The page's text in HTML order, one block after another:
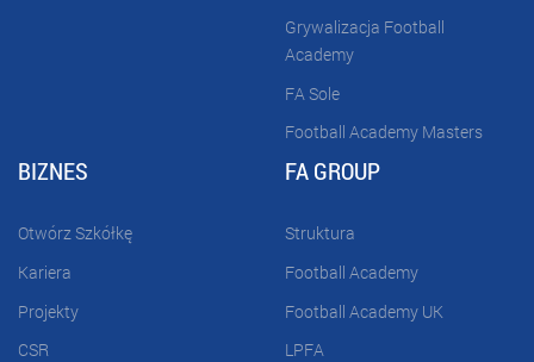
Grywalizacja Football
Academy
FA Sole
Football Academy Masters
BIZNES
Otwórz Szkółkę
Kariera
Projekty
CSR
FA GROUP
Struktura
Football Academy
Football Academy UK
LPFA